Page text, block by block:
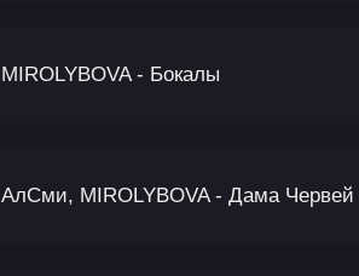
MIROLYBOVA - Бокалы
АлСми, MIROLYBOVA - Дама Червей